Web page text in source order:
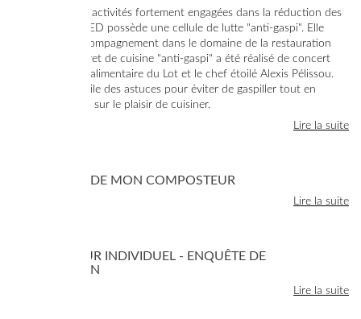
Au cœur de ses activités fortement engagées dans la réduction des
déchets, le SYDED possède une cellule de lutte "anti-gaspi". Elle
propose un accompagnement dans le domaine de la restauration
collective. Le livret de cuisine "anti-gaspi" a été réalisé de concert
avec la Banque alimentaire du Lot et le chef étoilé Alexis Pélissou.
Ce carnet compile des astuces pour éviter de gaspiller tout en
mettant l'accent sur le plaisir de cuisiner.
Lire la suite
JE COMMANDE MON COMPOSTEUR
Lire la suite
COMPOSTEUR INDIVIDUEL - ENQUÊTE DE
SATISFACTION
Lire la suite